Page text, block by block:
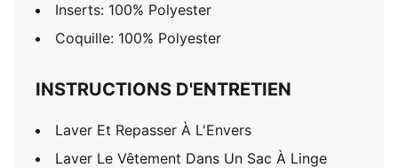
Inserts: 100% Polyester
Coquille: 100% Polyester
INSTRUCTIONS D'ENTRETIEN
Laver Et Repasser À L'Envers
Laver Le Vêtement Dans Un Sac À Linge